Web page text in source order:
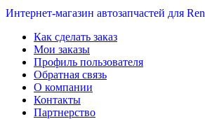
Интернет-магазин автозапчастей для
Как сделать заказ
Мои заказы
Профиль пользователя
Обратная связь
О компании
Контакты
Партнерство